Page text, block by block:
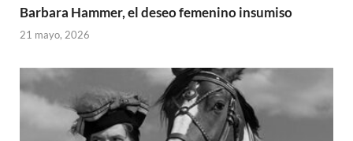
Barbara Hammer, el deseo femenino insumiso
21 mayo, 2026